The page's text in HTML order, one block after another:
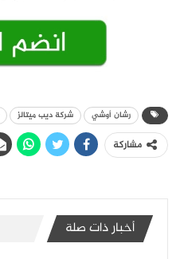
رشان أوشي شركة ديب ميتالز
مشاركة
أخبار ذات صلة